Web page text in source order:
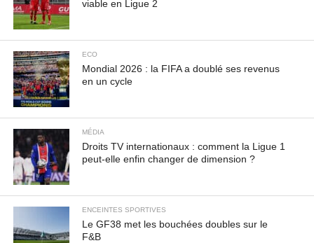
viable en Ligue 2
ECO
Mondial 2026 : la FIFA a doublé ses revenus
en un cycle
MÉDIA
Droits TV internationaux : comment la Ligue 1
peut-elle enfin changer de dimension ?
ENCEINTES SPORTIVES
Le GF38 met les bouchées doubles sur le
F&B